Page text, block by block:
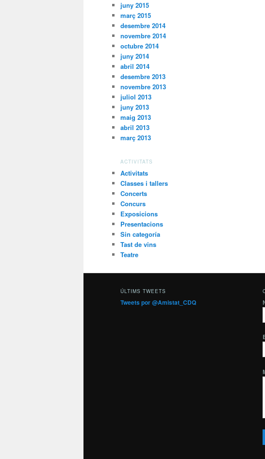
juny 2015
març 2015
desembre 2014
novembre 2014
octubre 2014
juny 2014
abril 2014
desembre 2013
novembre 2013
juliol 2013
juny 2013
maig 2013
abril 2013
març 2013
ACTIVITATS
Activitats
Classes i tallers
Concerts
Concurs
Exposicions
Presentacions
Sin categoría
Tast de vins
Teatre
ÚLTIMS TWEETS
Tweets por @Amistat_CDQ